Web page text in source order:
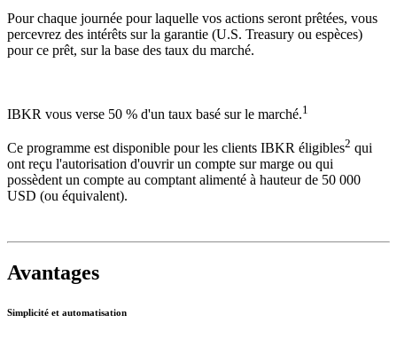
Pour chaque journée pour laquelle vos actions seront prêtées, vous
percevrez des intérêts sur la garantie (U.S. Treasury ou espèces)
pour ce prêt, sur la base des taux du marché.
IBKR vous verse 50 % d'un taux basé sur le marché.1
Ce programme est disponible pour les clients IBKR éligibles2 qui
ont reçu l'autorisation d'ouvrir un compte sur marge ou qui
possèdent un compte au comptant alimenté à hauteur de 50 000
USD (ou équivalent).
Avantages
Simplicité et automatisation